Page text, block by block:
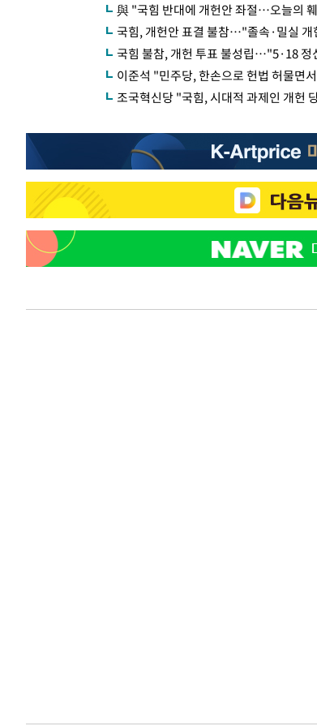
與 "국힘 반대에 개헌안 좌절…오늘의
국힘, 개헌안 표결 불참…"졸속·밀실 개
국힘 불참, 개헌 투표 불성립…"5·18 정
이준석 "민주당, 한손으로 헌법 허물면
조국혁신당 "국힘, 시대적 과제인 개헌